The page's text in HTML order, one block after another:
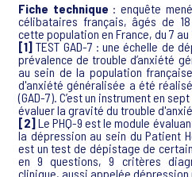
Fiche technique : enquête
célibataires français, âgés de
cette population en France, du 7 au
[1] TEST GAD-7 : une échelle de
prévalence de trouble d’anxiété
au sein de la population
d'anxiété généralisée a été
(GAD-7). C’est un instrument en
évaluer la gravité du trouble
[2] Le PHQ-9 est le module
la dépression au sein du Patient
est un test de dépistage de
en 9 questions, 9 critères
clinique, aussi appelée